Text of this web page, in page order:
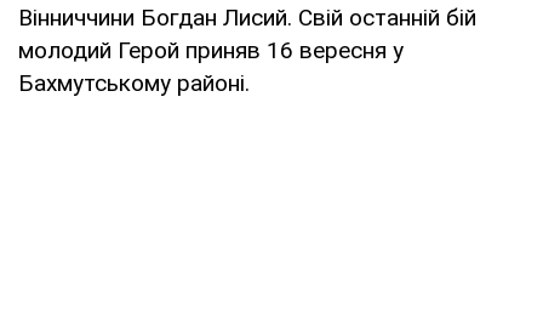
Вінниччини Богдан Лисий. Свій останній бій
молодий Герой приняв 16 вересня у
Бахмутському районі.